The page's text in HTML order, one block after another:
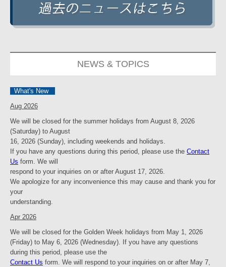
NEWS & TOPICS
What's New
Aug 2026
We will be closed for the summer holidays from August 8, 2026
(Saturday) to August
16, 2026 (Sunday), including weekends and holidays.
If you have any questions during this period, please use the Contact
Us form. We will
respond to your inquiries on or after August 17, 2026.
We apologize for any inconvenience this may cause and thank you for
your
understanding.
Apr 2026
We will be closed for the Golden Week holidays from May 1, 2026
(Friday) to May 6, 2026 (Wednesday). If you have any questions
during this period, please use the
Contact Us form. We will respond to your inquiries on or after May 7,